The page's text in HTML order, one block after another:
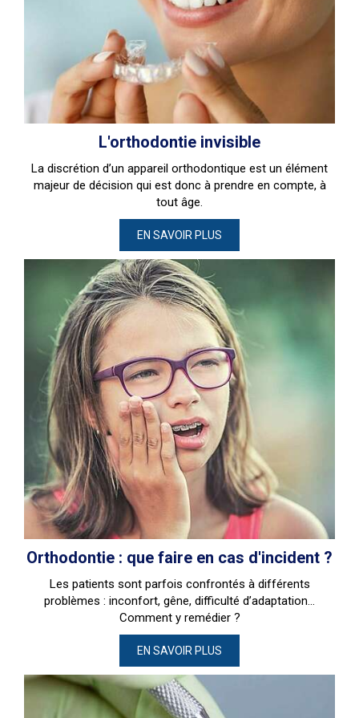
L'orthodontie invisible
La discrétion d’un appareil orthodontique est un élément
majeur de décision qui est donc à prendre en compte, à
tout âge.
EN SAVOIR PLUS
Orthodontie : que faire en cas d'incident ?
Les patients sont parfois confrontés à différents
problèmes : inconfort, gêne, difficulté d’adaptation...
Comment y remédier ?
EN SAVOIR PLUS